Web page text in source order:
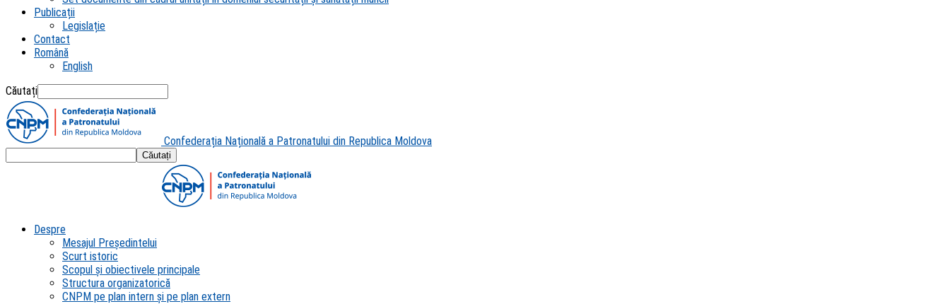
Publicații
Legislație
Contact
Română
English
Căutați
Confederația Națională a Patronatului din Republica Moldova
Despre
Mesajul Președintelui
Scurt istoric
Scopul şi obiectivele principale
Structura organizatorică
CNPM pe plan intern şi pe plan extern